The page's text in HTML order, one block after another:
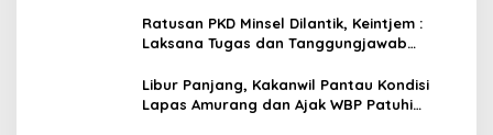
Ratusan PKD Minsel Dilantik, Keintjem :
Laksana Tugas dan Tanggungjawab
Libur Panjang, Kakanwil Pantau Kondisi
Lapas Amurang dan Ajak WBP Patuhi